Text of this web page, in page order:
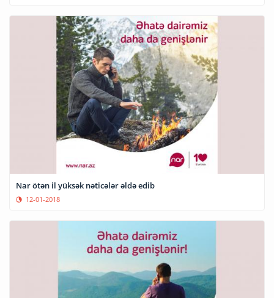
Nar ötən il yüksək nəticələr əldə edib
12-01-2018